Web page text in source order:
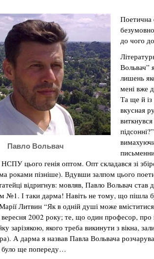
Павло Вольвач
Поетична
до чого
Вольвач”
лишень
мені вже
Та ще й із
вкусная
НСПУ цього генія оптом. Опт складався зі
роками пізніше). Вдувши залпом цього
відригнув: мовляв, Павло Вольвач став
№1. І таки дарма! Навіть не тому, що пішла
Литвин “Як в одній душі може
вересня 2002 року; те, що один професор,
зарізякою, якого треба викинути з вікна,
А дарма я назвав Павла Вольвача
було ще попереду…